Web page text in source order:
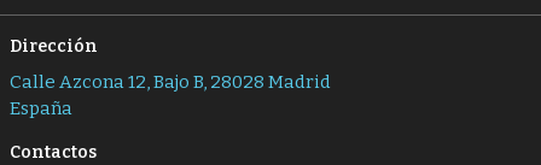
Dirección
Calle Azcona 12, Bajo B, 28028 Madrid
España
Contactos